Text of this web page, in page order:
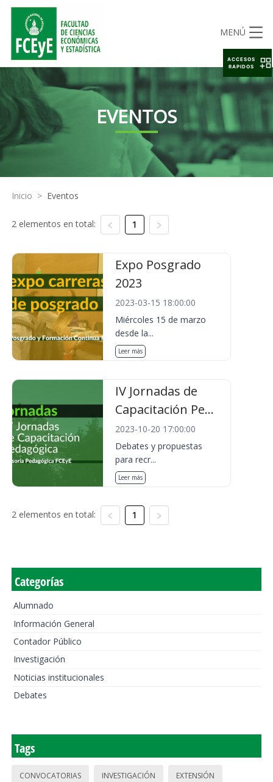
MENÚ
EVENTOS
Inicio > Eventos
2 elementos en total: 1
Expo Posgrado
2023
2023-03-15 18:00:00
Miércoles 15 de marzo
desde la...
Leer más
IV Jornadas de
Capacitación Pe...
2023-10-20 17:00:00
Debates y propuestas
para recr...
Leer más
2 elementos en total: 1
Categorías
Alumnado
Información General
Contador Público
Investigación
Noticias institucionales
Debates
Tags
CONVOCATORIAS INVESTIGACIÓN EXTENSIÓN
ACCESOS
RAPIDOS